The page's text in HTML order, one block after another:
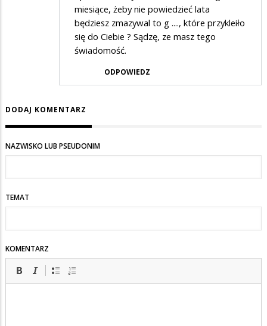
miesiące, żeby nie powiedzieć lata
będziesz zmazywal to g ...., które przykleiło
się do Ciebie ? Sądzę, ze masz tego
świadomość.
ODPOWIEDZ
DODAJ KOMENTARZ
NAZWISKO LUB PSEUDONIM
TEMAT
KOMENTARZ